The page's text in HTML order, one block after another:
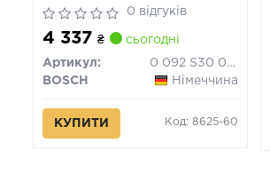
0 відгуків
4 337 ₴ сьогодні
Артикул:
0 092 S30 080
BOSCH
Німеччина
КУПИТИ Код: 8625-60